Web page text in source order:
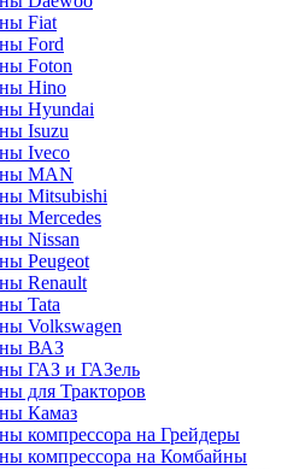
Fiat
Ford
Foton
Hino
Hyundai
Isuzu
Iveco
MAN
Mitsubishi
Mеrcedes
Nissan
Peugeot
Renault
Tata
Volkswagen
ВАЗ
ГАЗ и ГАЗель
для Тракторов
Камаз
компрессора на Грейдеры
компрессора на Комбайны